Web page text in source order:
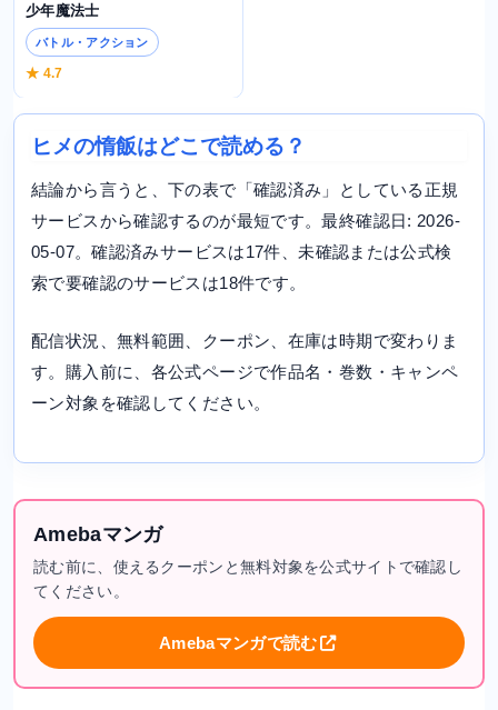
少年魔法士
バトル・アクション
★ 4.7
ヒメの惰飯はどこで読める？
結論から言うと、下の表で「確認済み」としている正規
サービスから確認するのが最短です。最終確認日: 2026-
05-07。確認済みサービスは17件、未確認または公式検
索で要確認のサービスは18件です。
配信状況、無料範囲、クーポン、在庫は時期で変わりま
す。購入前に、各公式ページで作品名・巻数・キャンペ
ーン対象を確認してください。
Amebaマンガ
読む前に、使えるクーポンと無料対象を公式サイトで確認し
てください。
Amebaマンガで読む